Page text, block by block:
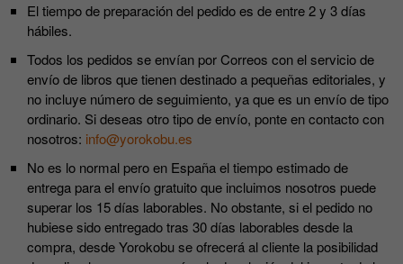
El tiempo de preparación del pedido es de entre 2 y 3 días
hábiles.
Todos los pedidos se envían por Correos con el servicio de
envío de libros que tienen destinado a pequeñas editoriales, y
no incluye número de seguimiento, ya que es un envío de tipo
ordinario. Si deseas otro tipo de envío, ponte en contacto con
nosotros: info@yorokobu.es
No es lo normal pero en España el tiempo estimado de
entrega para el envío gratuito que incluimos nosotros puede
superar los 15 días laborables. No obstante, si el pedido no
hubiese sido entregado tras 30 días laborables desde la
compra, desde Yorokobu se ofrecerá al cliente la posibilidad